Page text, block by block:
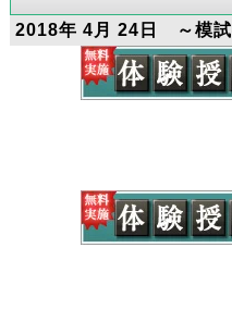
2018年 4月 24日 ～模試